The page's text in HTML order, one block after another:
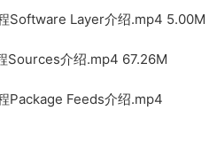
Software Layer介绍.mp4 5.00M
Sources介绍.mp4 67.26M
Package Feeds介绍.mp4